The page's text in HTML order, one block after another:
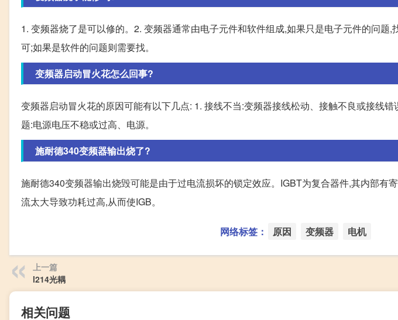
1. 变频器烧了是可以修的。2. 变频器通常由电子元件和软件组成,如果只是电子元件的问题
可;如果是软件的问题则需要找。
变频器启动冒火花怎么回事?
变频器启动冒火花的原因可能有以下几点: 1. 接线不当:变频器接线松动、接触不良或接线
题:电源电压不稳或过高、电源。
施耐德340变频器输出烧了?
施耐德340变频器输出烧毁可能是由于过电流损坏的锁定效应。IGBT为复合器件,其内部有
流太大导致功耗过高,从而使IGB。
网络标签： 原因 变频器 电机
上一篇
l214光耦
相关问题